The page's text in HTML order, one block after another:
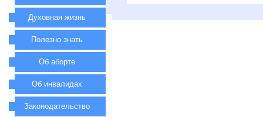
Духовная жизнь
Полезно знать
Об аборте
Об инвалидах
Законодательство